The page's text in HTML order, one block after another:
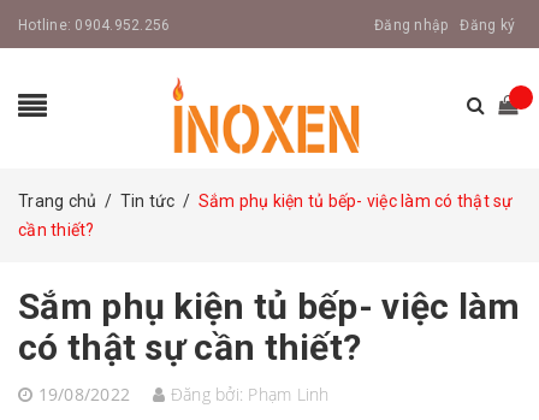
Hotline: 0904.952.256 Đăng nhập Đăng ký
Trang chủ / Tin tức / Sắm phụ kiện tủ bếp- việc làm có thật sự
cần thiết?
Sắm phụ kiện tủ bếp- việc làm
có thật sự cần thiết?
19/08/2022 Đăng bởi: Phạm Linh